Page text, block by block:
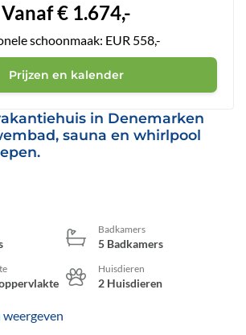
in Denemarken
sauna en whirlpool
Badkamers
5 Badkamers
Huisdieren
2 Huisdieren
Vanaf€ 1.674,-
schoonmaak: EUR 558,-
Prijzen en kalender